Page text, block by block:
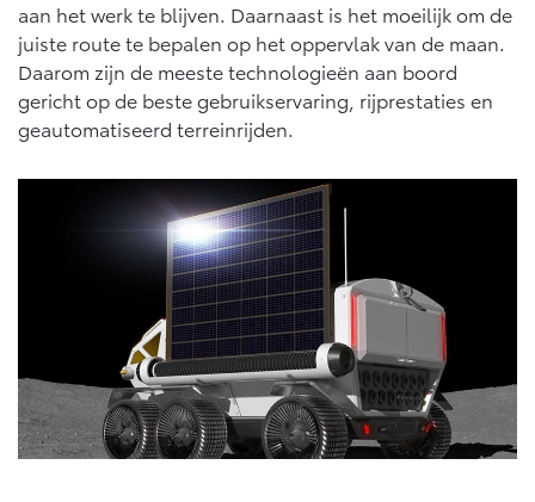
Proace (excl. BTW)
OOK ALS BATTERIJ-
ELEKTRISCH
Proace Verso
BATTERIJ-ELEKTRISCH
Vanaf € 55.950,-
Proace Max (excl. BTW)
OOK ALS BATTERIJ-
ELEKTRISCH
Hilux (excl. BTW)
OOK ALS BATTERIJ-
ELEKTRISCH
aan het werk te blijven. Daarnaast is het moeilijk om de
juiste route te bepalen op het oppervlak van de maan.
Daarom zijn de meeste technologieën aan boord
gericht op de beste gebruikservaring, rijprestaties en
geautomatiseerd terreinrijden.